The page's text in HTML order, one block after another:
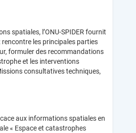
spatiales, l’ONU-SPIDER fournit
rencontre les principales parties
formuler des recommandations
et les interventions
consultatives techniques,
aux informations spatiales en
« Espace et catastrophes